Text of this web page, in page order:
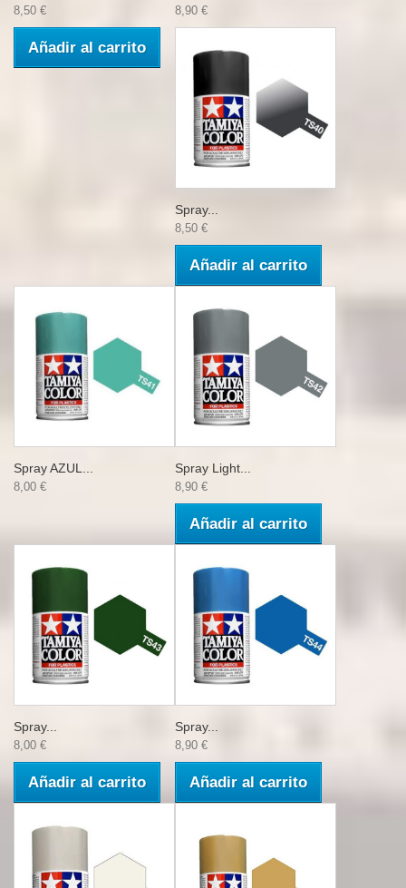
8,50 €
Añadir al carrito
8,90 €
Spray...
8,50 €
Añadir al carrito
Spray AZUL...
8,00 €
Spray Light...
8,90 €
Añadir al carrito
Spray...
8,00 €
Añadir al carrito
Spray...
8,90 €
Añadir al carrito